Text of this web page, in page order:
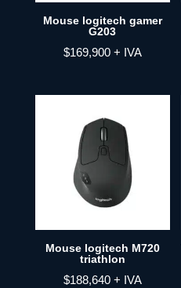
Mouse logitech gamer
G203
$169,900 + IVA
Mouse logitech M720
triathlon
$188,640 + IVA